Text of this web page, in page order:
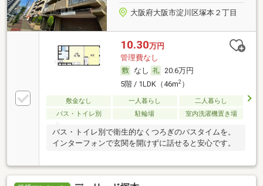
大阪府大阪市淀川区塚本２丁目
10.30万円
管理費なし
なし
20.6万円
5階 / 1LDK（46m2）
敷金なし 一人暮らし
二人暮らし
バス・トイレ別
駐輪場 室内洗濯機置き場
バス・トイレ別で衛生的なくつろぎのバスタイムを。
インターフォンで玄関を開けずに話せると安心です。